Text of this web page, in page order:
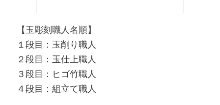
【玉彫刻職人名順】
１段目：玉削り職人
２段目：玉仕上職人
３段目：ヒゴ竹職人
４段目：組立て職人